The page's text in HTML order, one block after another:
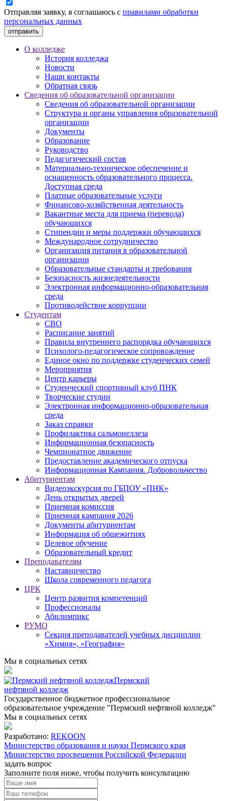
Отправляя заявку, я соглашаюсь с правилами обработки
персональных данных
отправить
О колледже
История колледжа
Новости
Наши контакты
Обратная связь
Сведения об образовательной организации
Сведения об образовательной организации
Структура и органы управления образовательной
организации
Документы
Образование
Руководство
Педагогический состав
Материально-техническое обеспечение и
оснащенность образовательного процесса.
Доступная среда
Платные образовательные услуги
Финансово-хозяйственная деятельность
Вакантные места для приема (перевода)
обучающихся
Стипендии и меры поддержки обучающихся
Международное сотрудничество
Организация питания в образовательной
организации
Образовательные стандарты и требования
Безопасность жизнедеятельности
Электронная информационно-образовательная
среда
Противодействие коррупции
Студентам
СВО
Расписание занятий
Правила внутреннего распорядка обучающихся
Психолого-педагогическое сопровождение
Единое окно по поддержке студенческих семей
Мероприятия
Центр карьеры
Студенческий спортивный клуб ПНК
Творческие студии
Электронная информационно-образовательная
среда
Заказ справки
Профилактика сальмонеллеза
Информационная безопасность
Чемпионатное движение
Предоставление академического отпуска
Информационная Кампания. Добровольчество
Абитуриентам
Видеоэкскурсия по ГБПОУ «ПНК»
День открытых дверей
Приемная комиссия
Приемная кампания 2026
Дoкументы абитуриентам
Информация об общежитиях
Целевое обучение
Образовательный кредит
Преподавателям
Наставничество
Школа современного педагога
ЦРК
Центр развития компетенций
Профессионалы
Абилимпикс
РУМО
Секция преподавателей учебных дисциплин
«Химия», «География»
Мы в социальных сетях
Пермский
нефтяной колледж
Государственное бюджетное профессиональное
образовательное учреждение "Пермский нефтяной колледж"
Мы в социальных сетях
Разработано: REKOON
Министерство образования и науки Пермского края
Министерство просвещения Российской Федерации
задать вопрос
Заполните поля ниже, чтобы получить консультацию